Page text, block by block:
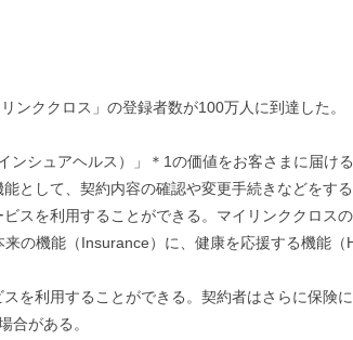
ンククロス」の登録者数が100万人に到達した。
シュアヘルス）」＊1の価値をお客さまに届け
として、契約内容の確認や変更手続きなどを
スを利用することができる。マイリンククロス
の機能（Insurance）に、健康を応援する機能
を利用することができる。契約者はさらに保険
合がある。